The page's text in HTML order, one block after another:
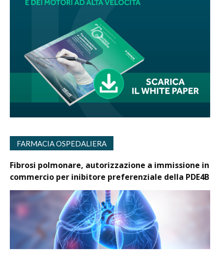
FARMACIA OSPEDALIERA
Fibrosi polmonare, autorizzazione a immissione in
commercio per inibitore preferenziale della PDE4B